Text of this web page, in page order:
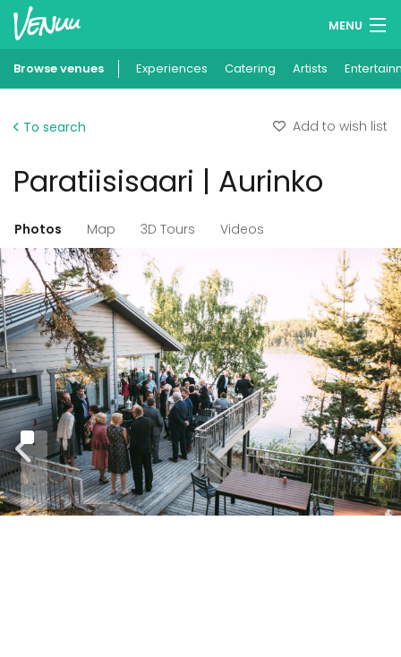
MENU
Wish lists
Add your venue
Browse venues Experiences Catering Artists
To search Add to wish list
Paratiisisaari | Aurinko
Photos Map 3D Tours Videos